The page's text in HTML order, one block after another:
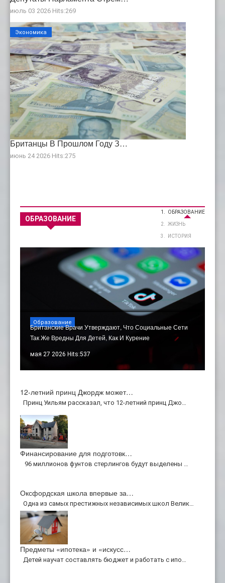
июль 03 2026 Hits:269
Британцы В Прошлом Году З…
июнь 24 2026 Hits:275
Экономика
ОБРАЗОВАНИЕ
ОБРАЗОВАНИЕ
ЖИЗНЬ
ИСТОРИЯ
Британские Врачи Утверждают, Что Социальные Сети
Так Же Вредны Для Детей, Как И Курение
мая 27 2026 Hits:537
Образование
12-летний принц Джордж может…
Принц Уильям рассказал, что 12-летний принц Джо…
Финансирование для подготовк…
96 миллионов фунтов стерлингов будут выделены …
Оксфордская школа впервые за…
Одна из самых престижных независимых школ Велик…
Предметы «ипотека» и «искусс…
Детей научат составлять бюджет и работать с ипо…